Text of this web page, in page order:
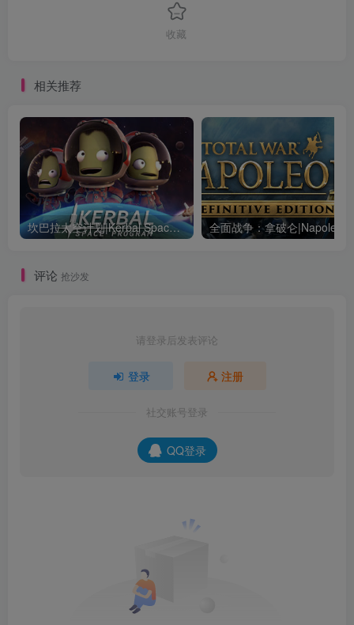
收藏
相关推荐
坎巴拉太空计划|Kerbal Space Program|1.12.5.3190|整合全DLC
评论 抢沙发
请登录后发表评论
登录 注册
社交账号登录
QQ登录